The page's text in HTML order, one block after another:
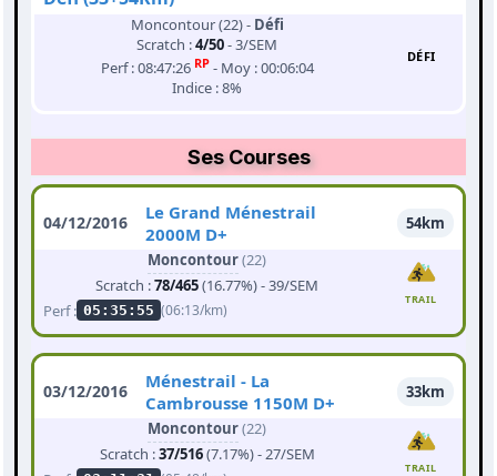
Moncontour (22) - Défi
Scratch :4/50- 3/SEM
Perf : 08:47:26 RP- Moy : 00:06:04
Indice : 8%
DÉFI
Ses Courses
04/12/2016
Le Grand Ménestrail
2000M D+
54km
Moncontour(22)
Scratch :78/465(16.77%) - 39/SEM
Perf : 05:35:55 (06:13/km)
TRAIL
03/12/2016
Ménestrail - La
Cambrousse 1150M D+
33km
Moncontour(22)
Scratch :37/516(7.17%) - 27/SEM
TRAIL